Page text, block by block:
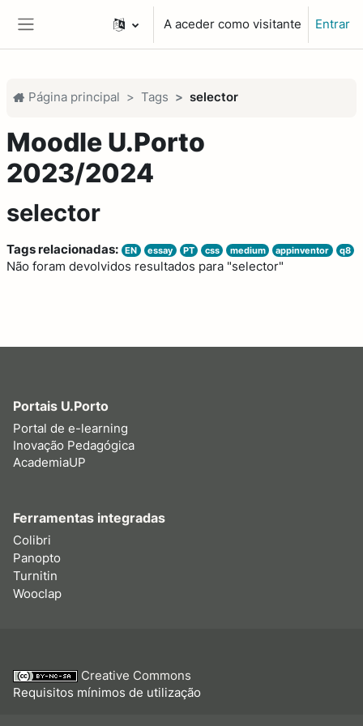
Ir para o conteúdo principal
A aceder como visitante Entrar
Página principal Tags selector
Moodle U.Porto
2023/2024
selector
Tags relacionadas: EN essay PT css medium appinventor q8
Não foram devolvidos resultados para "selector"
Portais U.Porto
Portal de e-learning
Inovação Pedagógica
AcademiaUP
Ferramentas integradas
Colibri
Panopto
Turnitin
Wooclap
Creative Commons
Requisitos mínimos de utilização